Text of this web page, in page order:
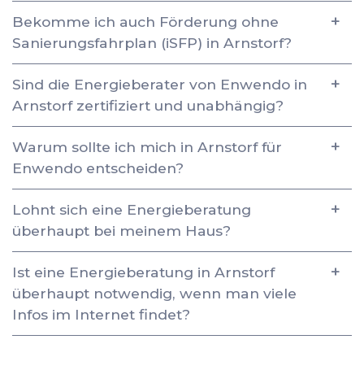
Bekomme ich auch Förderung ohne
Sanierungsfahrplan (iSFP) in Arnstorf?
Sind die Energieberater von Enwendo in
Arnstorf zertifiziert und unabhängig?
Warum sollte ich mich in Arnstorf für
Enwendo entscheiden?
Lohnt sich eine Energieberatung
überhaupt bei meinem Haus?
Ist eine Energieberatung in Arnstorf
überhaupt notwendig, wenn man viele
Infos im Internet findet?